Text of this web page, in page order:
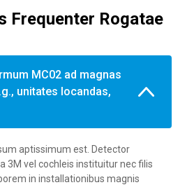
Frequenter Rogatae
MC02 ad magnas
unitates locandas,
aptissimum est. Detector
3M vel cochleis instituitur nec filis
in installationibus magnis